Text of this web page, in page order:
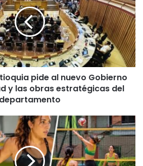
pide al nuevo Gobierno
y las obras estratégicas del
departamento